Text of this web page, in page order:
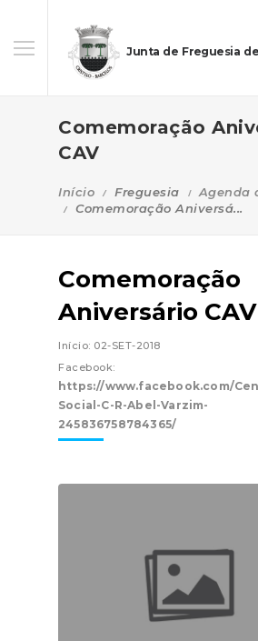
Junta de Freguesia
Comemoração
CAV
Início Freguesia
Agenda
Comemoração Aniversá...
Comemoração
Aniversário CAV
Início: 02-SET-2018
Facebook:
https://www.facebook.com/
Social-C-R-Abel-Varzim-
245836758784365/